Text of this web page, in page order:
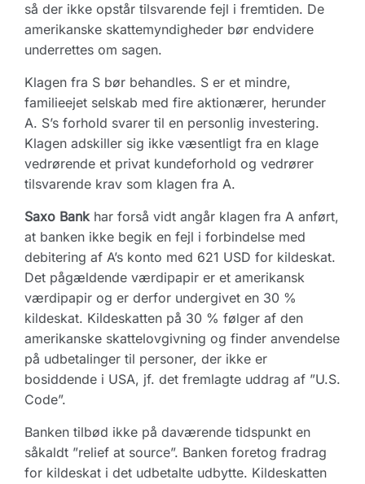
så der ikke opstår tilsvarende fejl i fremtiden. De
amerikanske skattemyndigheder bør endvidere
underrettes om sagen.
Klagen fra S bør behandles. S er et mindre,
familieejet selskab med fire aktionærer, herunder
A. S’s forhold svarer til en personlig investering.
Klagen adskiller sig ikke væsentligt fra en klage
vedrørende et privat kundeforhold og vedrører
tilsvarende krav som klagen fra A.
Saxo Bankhar forså vidt angår klagen fra A anført,
at banken ikke begik en fejl i forbindelse med
debitering af A’s konto med 621 USD for kildeskat.
Det pågældende værdipapir er et amerikansk
værdipapir og er derfor undergivet en 30 %
kildeskat. Kildeskatten på 30 % følger af den
amerikanske skattelovgivning og finder anvendelse
på udbetalinger til personer, der ikke er
bosiddende i USA, jf. det fremlagte uddrag af ”U.S.
Code”.
Banken tilbød ikke på daværende tidspunkt en
såkaldt ”relief at source”. Banken foretog fradrag
for kildeskat i det udbetalte udbytte. Kildeskatten